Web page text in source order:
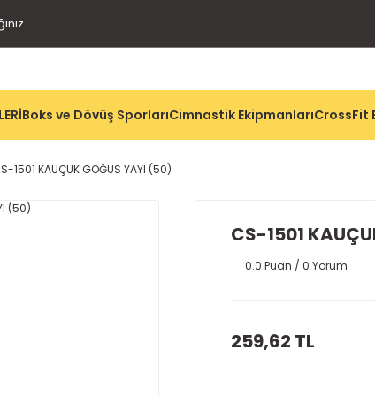
Boks ve Dövüş SporlarıCimnastik EkipmanlarıCrossFit
1501 KAUÇUK GÖĞÜS YAYI (50)
CS-1501
0.0 Puan / 0 Yorum
259,62 TL